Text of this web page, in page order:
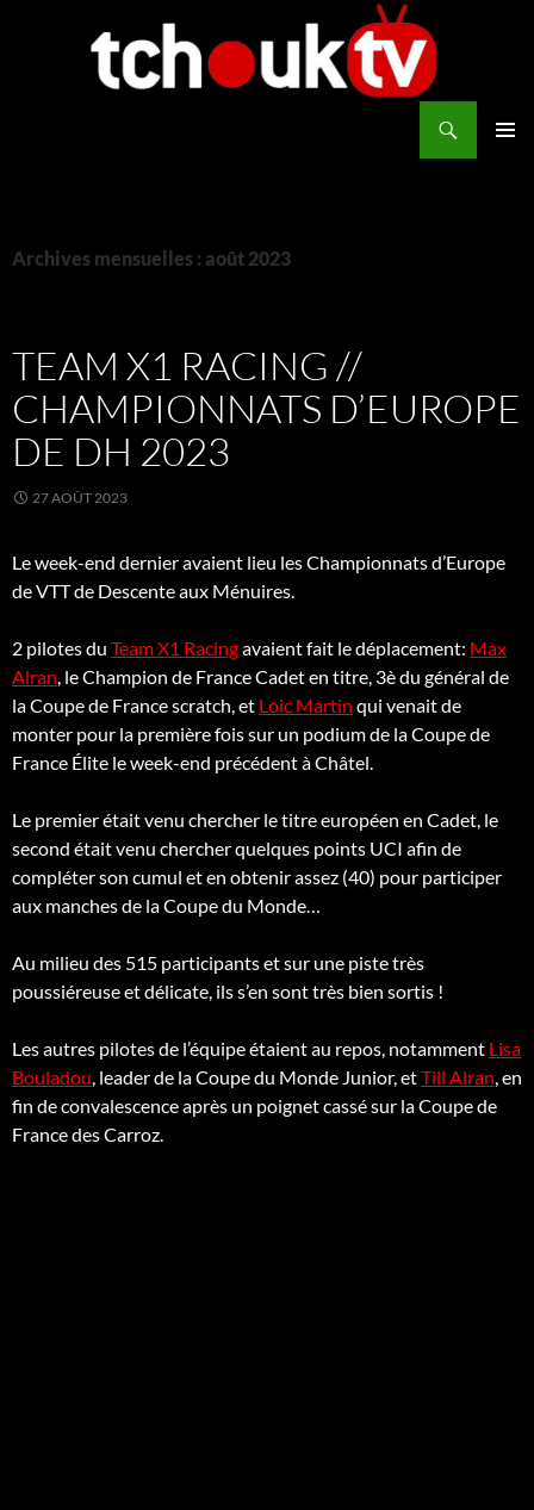
Archives mensuelles : août 2023
TEAM X1 RACING //
CHAMPIONNATS D’EUROPE
DE DH 2023
27 AOÛT 2023
Le week-end dernier avaient lieu les Championnats d’Europe
de VTT de Descente aux Ménuires.
2 pilotes du Team X1 Racingavaient fait le déplacement: Max
Alran, le Champion de France Cadet en titre, 3è du général de
la Coupe de France scratch, et Loic Martin qui venait de
monter pour la première fois sur un podium de la Coupe de
France Élite le week-end précédent à Châtel.
Le premier était venu chercher le titreeuropéen en Cadet, le
second était venu chercher quelques points UCI afin de
compléter son cumul et en obtenir assez (40) pour participer
aux manches de la Coupe du Monde…
Au milieu des 515 participants et sur une piste très
poussiéreuse et délicate, ils s’en sont très bien sortis !
Les autres pilotes de l’équipe étaient au repos, notamment Lisa
Bouladou, leader de la Coupe du Monde Junior, etTill Alran, en
fin de convalescence après un poignet cassé sur la Coupe de
France des Carroz.